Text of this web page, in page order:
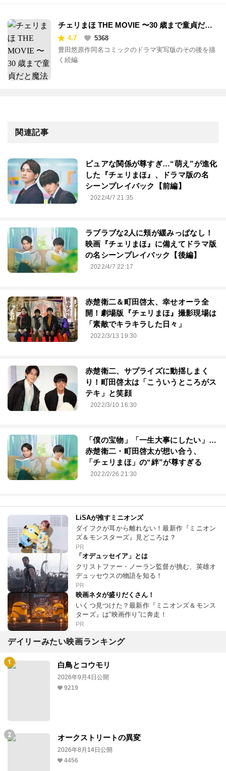
チェリまほ THE MOVIE 〜30 歳まで童貞だと
魔法使いになれるらしい〜
4.7
5368
豊田悠原作同名コミックのドラマ実写版のその後を描
く続編
関連記事
ピュアな関係が尊すぎ…“萌え”が進化
した『チェリまほ』、ドラマ版の名
シーンプレイバック【前編】
2022/4/7 21:35
ラブラブな2人に頬が緩みっぱなし！
映画『チェリまほ』に備えてドラマ版
の名シーンプレイバック【後編】
2022/4/7 22:17
赤楚衛二＆町田啓太、幸せオーラ全
開！劇場版『チェリまほ』撮影現場は
「素敵でキラキラした日々」
2022/3/13 19:30
赤楚衛二、サプライズに動揺しまく
り！町田啓太は「こういうところがス
テキ」と笑顔
2022/3/10 16:30
「僕の宝物」「一生大事にしたい」…
赤楚衛二・町田啓太が想い合う、
「チェリまほ」の“絆”が尊すぎる
2022/2/26 21:30
LiSAが推すミニオンズ
ダイフクが耳から離れない！最新作『ミニオン
ズ＆モンスターズ』見どころは？
PR
「オデュッセイア」とは
クリストファー・ノーラン監督が挑む、英雄オ
デュッセウスの物語を知る！
PR
映画ネタが盛りだくさん！
いくつ見つけた？最新作『ミニオンズ＆モンス
ターズ』は“映画作り”に奔走！
PR
デイリーみたい映画ランキング
白鳥とコウモリ
2026年9月4日公開
9219
オークストリートの異変
2026年8月14日公開
4456